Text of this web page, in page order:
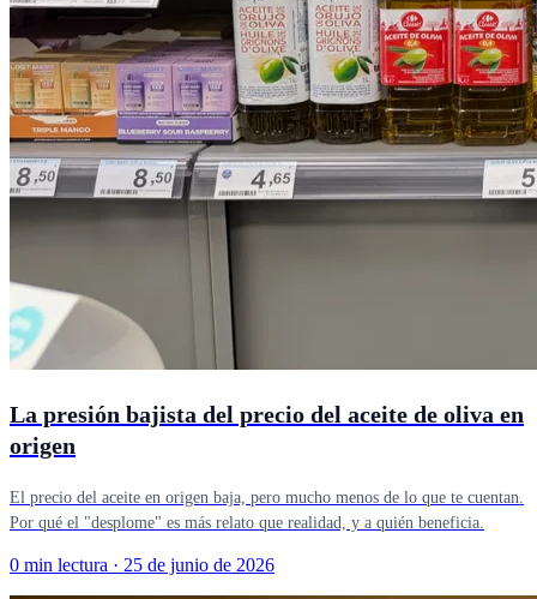
La presión bajista del precio del aceite de oliva en
origen
El precio del aceite en origen baja, pero mucho menos de lo que te cuentan.
Por qué el "desplome" es más relato que realidad, y a quién beneficia.
0 min lectura · 25 de junio de 2026